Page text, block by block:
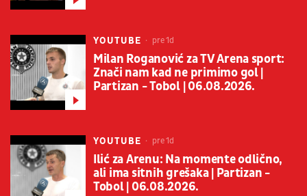
YOUTUBE pre 1d
Milan Roganović za TV Arena sport:
Znači nam kad ne primimo gol |
Partizan - Tobol | 06.08.2026.
YOUTUBE pre 1d
Ilić za Arenu: Na momente odlično,
ali ima sitnih grešaka | Partizan -
Tobol | 06.08.2026.